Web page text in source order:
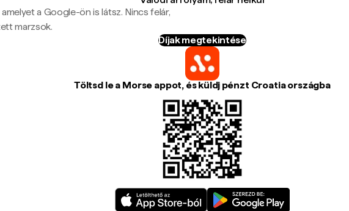
a Google-ön is látsz. Nincs felár,
marzsok.
Díjak megtekintése
Töltsd le a Morse appot, és küldj pénzt Croatia országba